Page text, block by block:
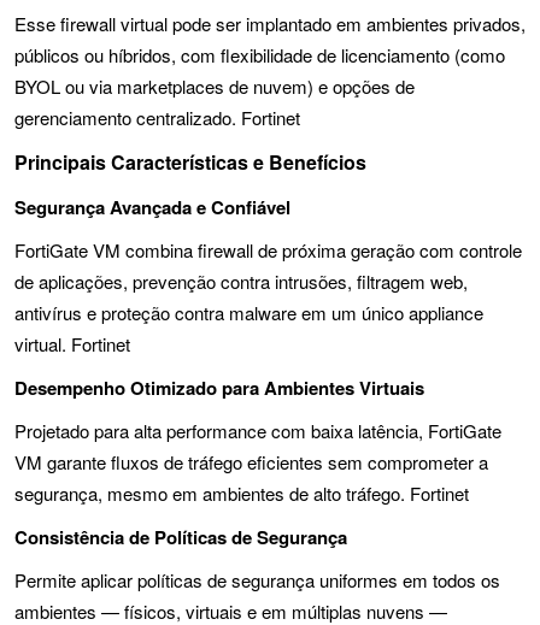
Esse firewall virtual pode ser implantado em ambientes privados,
públicos ou híbridos, com flexibilidade de licenciamento (como
BYOL ou via marketplaces de nuvem) e opções de
gerenciamento centralizado. Fortinet
Principais Características e Benefícios
Segurança Avançada e Confiável
FortiGate VM combina firewall de próxima geração com controle
de aplicações, prevenção contra intrusões, filtragem web,
antivírus e proteção contra malware em um único appliance
virtual. Fortinet
Desempenho Otimizado para Ambientes Virtuais
Projetado para alta performance com baixa latência, FortiGate
VM garante fluxos de tráfego eficientes sem comprometer a
segurança, mesmo em ambientes de alto tráfego. Fortinet
Consistência de Políticas de Segurança
Permite aplicar políticas de segurança uniformes em todos os
ambientes — físicos, virtuais e em múltiplas nuvens —